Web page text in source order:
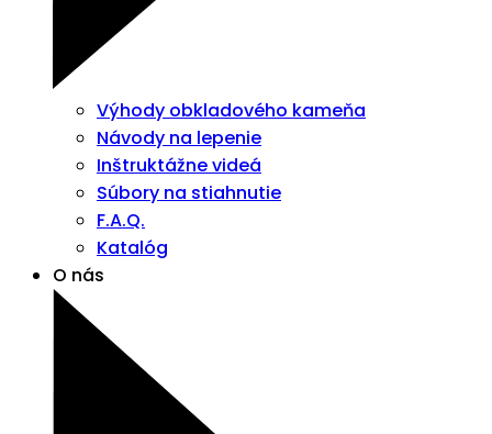
Výhody obkladového kameňa
Návody na lepenie
Inštruktážne videá
Súbory na stiahnutie
F.A.Q.
Katalóg
O nás